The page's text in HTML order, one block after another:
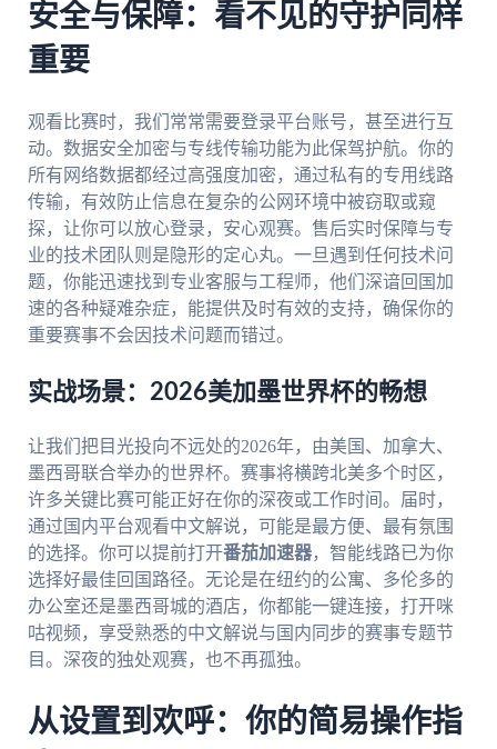
安全与保障：看不见的守护同样
重要
观看比赛时，我们常常需要登录平台账号，甚至进行互
动。数据安全加密与专线传输功能为此保驾护航。你的
所有网络数据都经过高强度加密，通过私有的专用线路
传输，有效防止信息在复杂的公网环境中被窃取或窥
探，让你可以放心登录，安心观赛。售后实时保障与专
业的技术团队则是隐形的定心丸。一旦遇到任何技术问
题，你能迅速找到专业客服与工程师，他们深谙回国加
速的各种疑难杂症，能提供及时有效的支持，确保你的
重要赛事不会因技术问题而错过。
实战场景：2026美加墨世界杯的畅想
让我们把目光投向不远处的2026年，由美国、加拿大、
墨西哥联合举办的世界杯。赛事将横跨北美多个时区，
许多关键比赛可能正好在你的深夜或工作时间。届时，
通过国内平台观看中文解说，可能是最方便、最有氛围
的选择。你可以提前打开番茄加速器，智能线路已为你
选择好最佳回国路径。无论是在纽约的公寓、多伦多的
办公室还是墨西哥城的酒店，你都能一键连接，打开咪
咕视频，享受熟悉的中文解说与国内同步的赛事专题节
目。深夜的独处观赛，也不再孤独。
从设置到欢呼：你的简易操作指